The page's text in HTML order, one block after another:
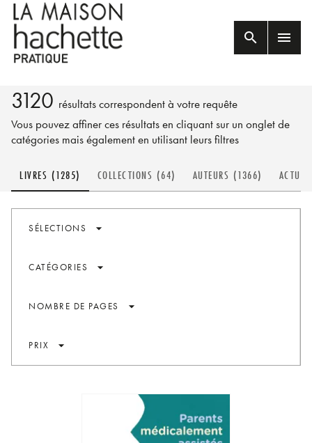
MENU RECHERCHE
PIED DE PAGE
search menu
3120 résultats correspondent à votre requête
Vous pouvez affiner ces résultats en cliquant sur un onglet de
catégories mais également en utilisant leurs filtres
LIVRES (1285) COLLECTIONS (64) AUTEURS (1366) ACTUS
SÉLECTIONS arrow_drop_down
CATÉGORIES arrow_drop_down
NOMBRE DE PAGES arrow_drop_down
PRIX arrow_drop_down